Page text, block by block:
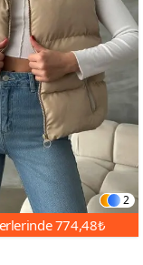
2
774,48₺